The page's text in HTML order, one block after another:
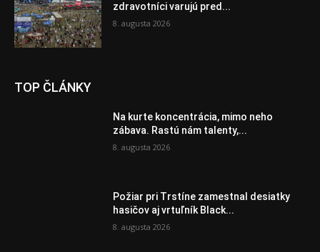
zdravotníci varujú pred...
8. augusta 2026
TOP ČLÁNKY
Na kurte koncentrácia, mimo neho
zábava. Rastú nám talenty,...
8. augusta 2026
Požiar pri Trstíne zamestnal desiatky
hasičov aj vrtuľník Black...
8. augusta 2026